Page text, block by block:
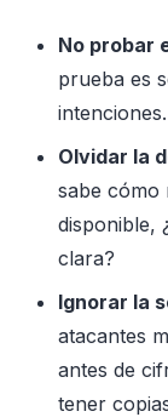
No probar
prueba es
Olvidar la
sabe cómo
disponible,
clara?
Ignorar la
atacantes
antes de
tener